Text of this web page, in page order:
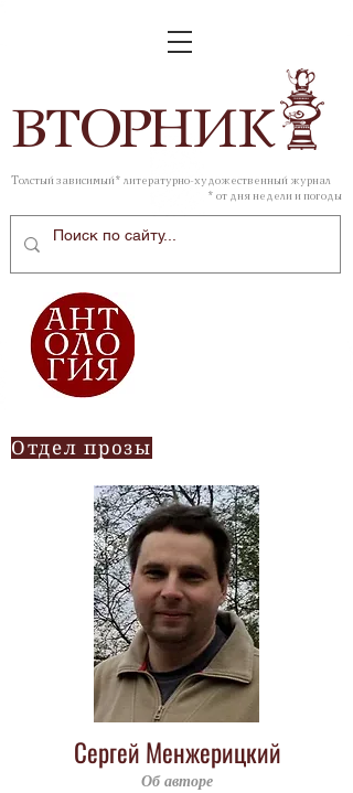
ВТОРНИК
Толстый зависимый* литературно-художественный журнал
* от дня недели и погоды
Отдел прозы
Сергей Менжерицкий
Об авторе